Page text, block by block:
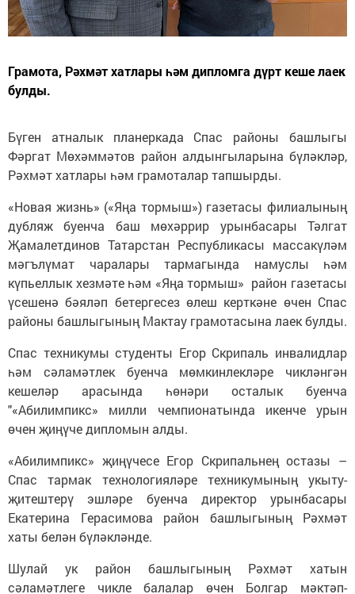
Грамота, Рәхмәт хатлары һәм дипломга дүрт кеше лаек
булды.
Бүген атналык планеркада Спас районы башлыгы
Фәргат Мөхәммәтов район алдынгыларына бүләкләр,
Рәхмәт хатлары һәм грамоталар тапшырды.
«Новая жизнь» («Яңа тормыш») газетасы филиалының
дубляж буенча баш мөхәррир урынбасары Тәлгат
Җамалетдинов Татарстан Республикасы массакүләм
мәгълүмат чаралары тармагында намуслы һәм
күпьеллык хезмәте һәм «Яңа тормыш» район газетасы
үсешенә бәяләп бетергесез өлеш керткәне өчен Спас
районы башлыгының Мактау грамотасына лаек булды.
Спас техникумы студенты Егор Скрипаль инвалидлар
һәм сәламәтлек буенча мөмкинлекләре чикләнгән
кешеләр арасында һөнәри осталык буенча
"«Абилимпикс» милли чемпионатында икенче урын
өчен җиңүче дипломын алды.
«Абилимпикс» җиңүчесе Егор Скрипальнең остазы –
Спас тармак технологияләре техникумының укыту-
җитештерү эшләре буенча директор урынбасары
Екатерина Герасимова район башлыгының Рәхмәт
хаты белән бүләкләнде.
Шулай ук район башлыгының Рәхмәт хатын
сәламәтлеге чикле балалар өчен Болгар мәктәп-